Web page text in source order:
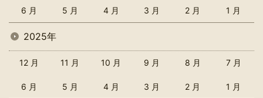
6 月 5 月 4 月 3 月 2 月 1 月
2025年
12 月 11 月 10 月 9 月 8 月 7 月
6 月 5 月 4 月 3 月 2 月 1 月